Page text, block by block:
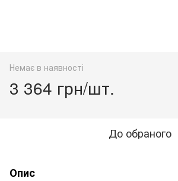
Немає в наявності
3 364 грн/шт.
До обраного
Опис